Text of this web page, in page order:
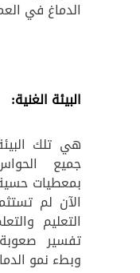
الدماغ في
البيئة الغنية:
هي تلك
جميع
بمعطيات
الآن لم
التعليم
تفسير
وبطء نمو